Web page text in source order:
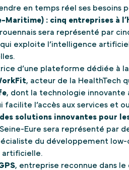
en temps réel ses besoins
Maritime) : cinq entreprises à
sera représenté par
qui exploite l’intelligence
d’une plateforme dédiée à
, acteur de la HealthTech
, dont la technologie innovante
facilite l’accès aux services et
solutions innovantes pour
Eure sera représenté par
du développement
artificielle.
, entreprise reconnue dans